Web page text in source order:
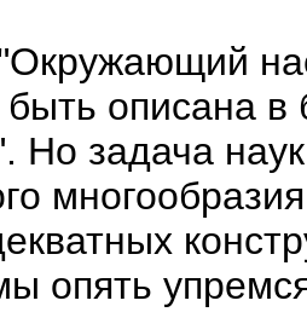
описана в
Но задача
опять